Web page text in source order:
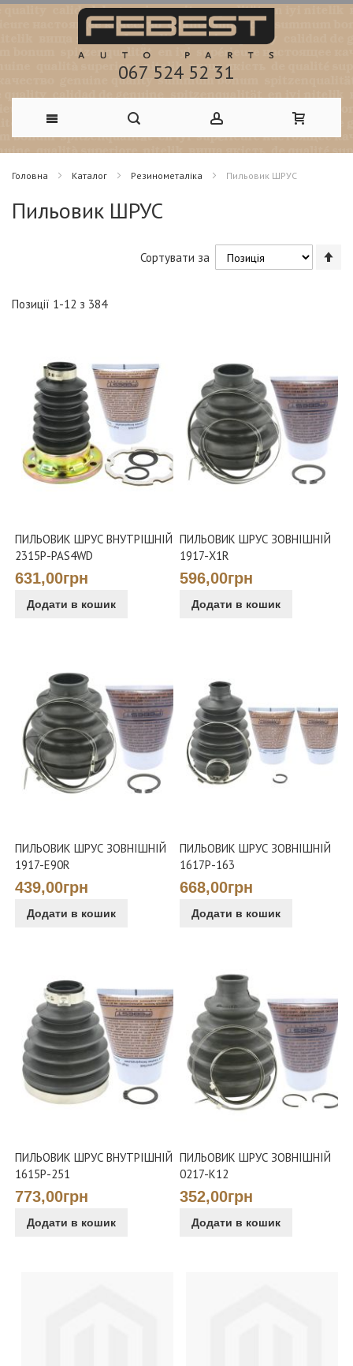
067 524 52 31
Skip
to
Content
Головна Каталог Резинометаліка Пильовик ШРУС
Пильовик ШРУС
Позиції 1-12 з 384
Сортувати за
ПИЛЬОВИК ШРУС ВНУТРІШНІЙ
2315P-PAS4WD
631,00грн
Додати в кошик
ПИЛЬОВИК ШРУС ЗОВНІШНІЙ
1917-X1R
596,00грн
Додати в кошик
ПИЛЬОВИК ШРУС ЗОВНІШНІЙ
1917-E90R
439,00грн
Додати в кошик
ПИЛЬОВИК ШРУС ЗОВНІШНІЙ
1617P-163
668,00грн
Додати в кошик
ПИЛЬОВИК ШРУС ВНУТРІШНІЙ
1615P-251
773,00грн
Додати в кошик
ПИЛЬОВИК ШРУС ЗОВНІШНІЙ
0217-K12
352,00грн
Додати в кошик